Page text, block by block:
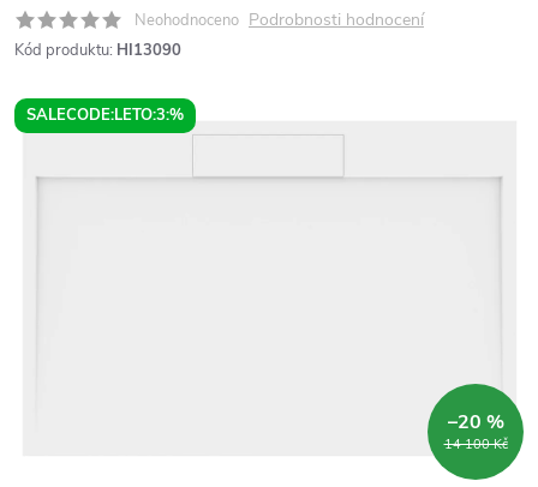
Neohodnoceno Podrobnosti hodnocení
Kód produktu: HI13090
SALECODE:LETO:3:%
14 100 Kč
–20 %